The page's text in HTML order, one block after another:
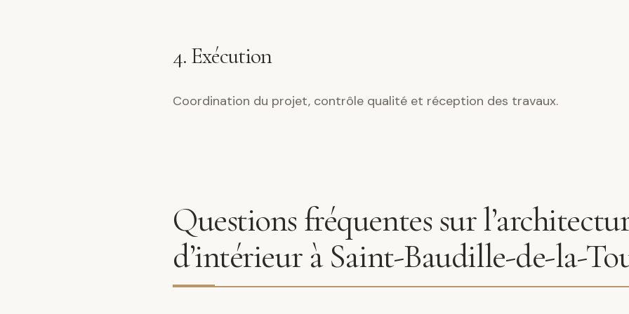
4. Exécution
Coordination du projet, contrôle qualité et réception des travaux.
Questions fréquentes sur
d’intérieur à Saint-Baudille-de-la-